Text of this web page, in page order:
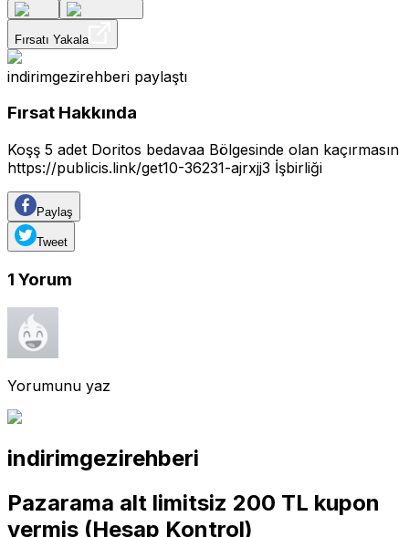
Fırsatı Yakala
indirimgezirehberi paylaştı
Fırsat Hakkında
Koşş 5 adet Doritos bedavaa Bölgesinde olan kaçırmasın
https://publicis.link/get10-36231-ajrxjj3 İşbirliği
Paylaş
Tweet
1 Yorum
Yorumunu yaz
indirimgezirehberi
Pazarama alt limitsiz 200 TL kupon
vermis (Hesap Kontrol)